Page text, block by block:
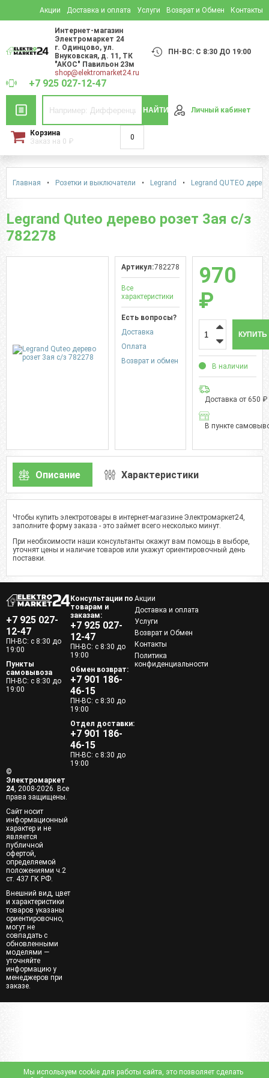
Акции Доставка и оплата Услуги Возврат и Обмен Контакты
Интернет-магазин
Электромаркет 24
г. Одинцово,ул.
Внуковская, д. 11 , ТК
"АКОС" Павильон 23м
shop@elektromarket24.ru
ПН-ВС: С 8:30 ДО 19:00
+7 925 027-12-47
НАЙТИ Личный кабинет
Корзина
Заказ на 0 ₽ 0
Главная • Розетки и выключатели • Legrand • Legrand QUTEO
Legrand Quteo дерево розет 3ая с/з
782278
Артикул:782278
Все
характеристики
Есть вопросы?
Доставка
Оплата
Возврат и обмен
970
₽
КУПИТЬ
В наличии
Доставка от 650 ₽
В пункте
Описание Характеристики
Чтобы купить электротовары в интернет-магазине Электромаркет24,
заполните форму заказа - это займет всего несколько минут.
При необхоимости наши консультанты окажут вам помощь в выборе,
уточнят цены и наличие товаров или укажут ориентировочный день
поставки.
+7 925 027-
12-47
ПН-ВС: с 8:30 до
19:00
Пункты
самовывоза
ПН-ВС: с 8:30 до
19:00
Консультации по
товарам и
заказам:
+7 925 027-
12-47
ПН-ВС: с 8:30 до
19:00
Обмен возврат:
+7 901 186-
46-15
ПН-ВС: с 8:30 до
19:00
Отдел доставки:
+7 901 186-
46-15
ПН-ВС: с 8:30 до
19:00
Акции
Доставка и оплата
Услуги
Возврат и Обмен
Контакты
Политика
конфиденциальности
©
Электромаркет
24, 2008-2026. Все
права защищены.
Сайт носит
информационный
характер и не
является
публичной
офертой,
определяемой
положениями ч.2
ст. 437 ГК РФ.
Внешний вид, цвет
и характеристики
товаров указаны
ориентировочно,
могут не
совпадать с
обновленными
моделями —
уточняйте
информацию у
менеджеров при
заказе.
Мы используем cookie для работы сайта, это позволяет сделать